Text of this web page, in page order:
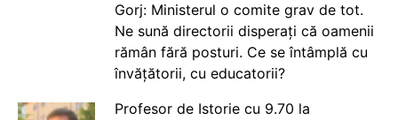
Gorj: Ministerul o comite grav de tot.
Ne sună directorii disperați că oamenii
rămân fără posturi. Ce se întâmplă cu
învățătorii, cu educatorii?
Profesor de Istorie cu 9.70 la